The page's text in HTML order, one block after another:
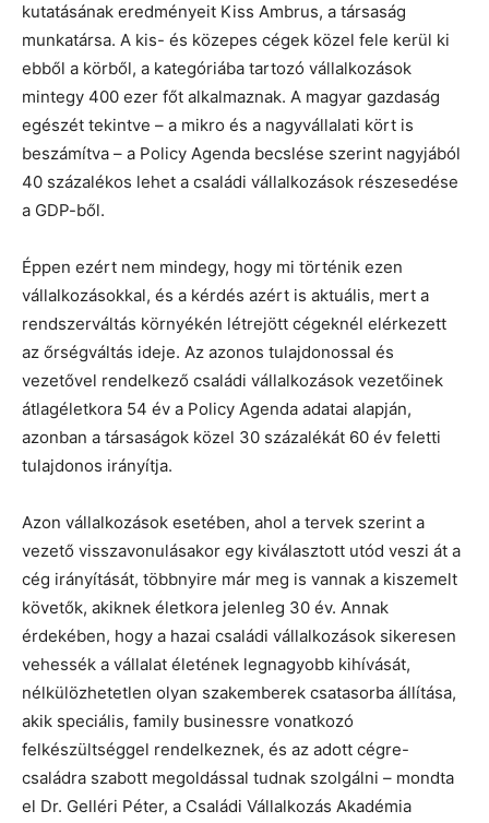
kutatásának eredményeit Kiss Ambrus, a társaság
munkatársa. A kis- és közepes cégek közel fele kerül ki
ebből a körből, a kategóriába tartozó vállalkozások
mintegy 400 ezer főt alkalmaznak. A magyar gazdaság
egészét tekintve – a mikro és a nagyvállalati kört is
beszámítva – a Policy Agenda becslése szerint nagyjából
40 százalékos lehet a családi vállalkozások részesedése
a GDP-ből.
Éppen ezért nem mindegy, hogy mi történik ezen
vállalkozásokkal, és a kérdés azért is aktuális, mert a
rendszerváltás környékén létrejött cégeknél elérkezett
az őrségváltás ideje. Az azonos tulajdonossal és
vezetővel rendelkező családi vállalkozások vezetőinek
átlagéletkora 54 év a Policy Agenda adatai alapján,
azonban a társaságok közel 30 százalékát 60 év feletti
tulajdonos irányítja.
Azon vállalkozások esetében, ahol a tervek szerint a
vezető visszavonulásakor egy kiválasztott utód veszi át a
cég irányítását, többnyire már meg is vannak a kiszemelt
követők, akiknek életkora jelenleg 30 év. Annak
érdekében, hogy a hazai családi vállalkozások sikeresen
vehessék a vállalat életének legnagyobb kihívását,
nélkülözhetetlen olyan szakemberek csatasorba állítása,
akik speciális, family businessre vonatkozó
felkészültséggel rendelkeznek, és az adott cégre-
családra szabott megoldással tudnak szolgálni – mondta
el Dr. Gelléri Péter, a Családi Vállalkozás Akadémia